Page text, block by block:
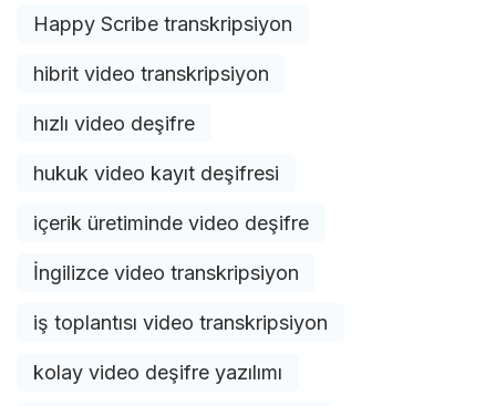
Happy Scribe transkripsiyon
hibrit video transkripsiyon
hızlı video deşifre
hukuk video kayıt deşifresi
içerik üretiminde video deşifre
İngilizce video transkripsiyon
iş toplantısı video transkripsiyon
kolay video deşifre yazılımı